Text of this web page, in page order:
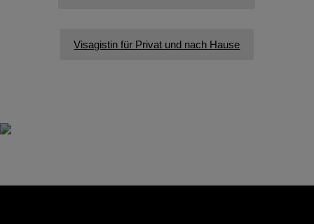
Visagistin für Privat und nach Hause